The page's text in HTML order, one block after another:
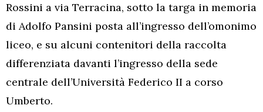
Rossini a via Terracina, sotto la targa in memoria
di Adolfo Pansini posta all’ingresso dell’omonimo
liceo, e su alcuni contenitori della raccolta
differenziata davanti l’ingresso della sede
centrale dell’Università Federico II a corso
Umberto.